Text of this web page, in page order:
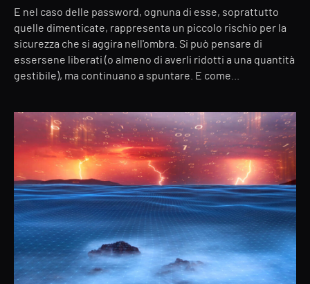
E nel caso delle password, ognuna di esse, soprattutto
quelle dimenticate, rappresenta un piccolo rischio per la
sicurezza che si aggira nell'ombra. Si può pensare di
essersene liberati (o almeno di averli ridotti a una quantità
gestibile), ma continuano a spuntare. E come...